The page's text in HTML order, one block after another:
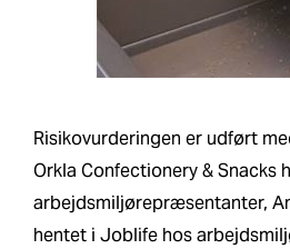
Risikovurderingen er udført
Orkla Confectionery & Snacks
arbejdsmiljørepræsentanter,
hentet i Joblife hos